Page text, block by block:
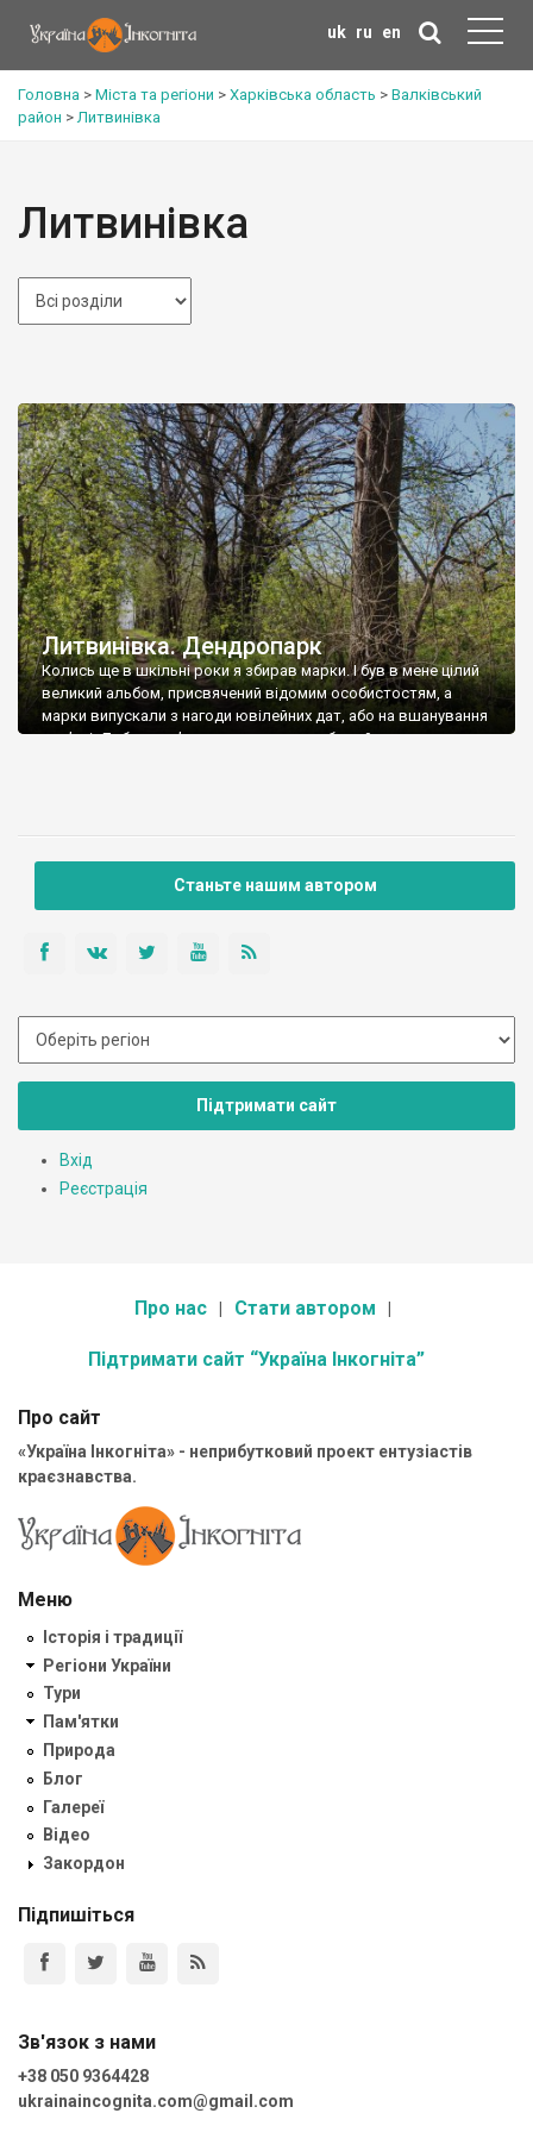
uk ru en
Головна > Міста та регіони > Харківська область > Валківський
район >Литвинівка
Литвинівка
Литвинівка. Дендропарк
Колись ще в шкільні роки я збирав марки. І був в мене цілий
великий альбом, присвячений відомим особистостям, а
марки випускали з нагоди ювілейних дат, або на вшанування
пам’яті. Добре пам’ятаю, що серед них була й марка з
Станьте нашим автором
Підтримати сайт
Вхід
Реєстрація
Про нас Стати автором
Підтримати сайт “Україна Інкогніта”
Про сайт
«Україна Інкогніта» - неприбутковий проект ентузіастів
краєзнавства.
Меню
Історія і традиції
Регіони України
Тури
Пам'ятки
Природа
Блог
Галереї
Відео
Закордон
Підпишіться
Зв'язок з нами
+38 050 9364428
ukrainaincognita.com@gmail.com